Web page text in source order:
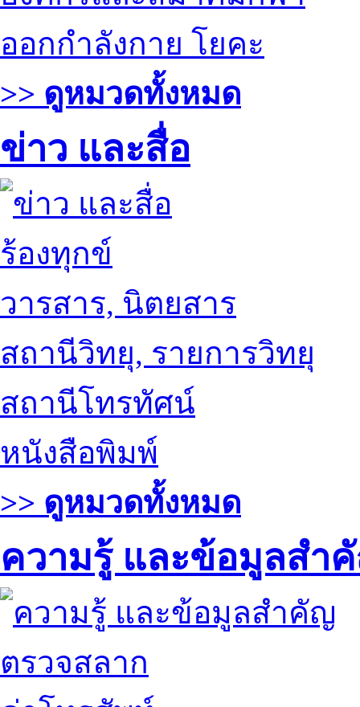
ออกกำลังกาย โยคะ
>> ดูหมวดทั้งหมด
ข่าว และสื่อ
ร้องทุกข์
วารสาร, นิตยสาร
สถานีวิทยุ, รายการวิทยุ
สถานีโทรทัศน์
หนังสือพิมพ์
>> ดูหมวดทั้งหมด
ความรู้ และข้อมูลสำ
ตรวจสลาก